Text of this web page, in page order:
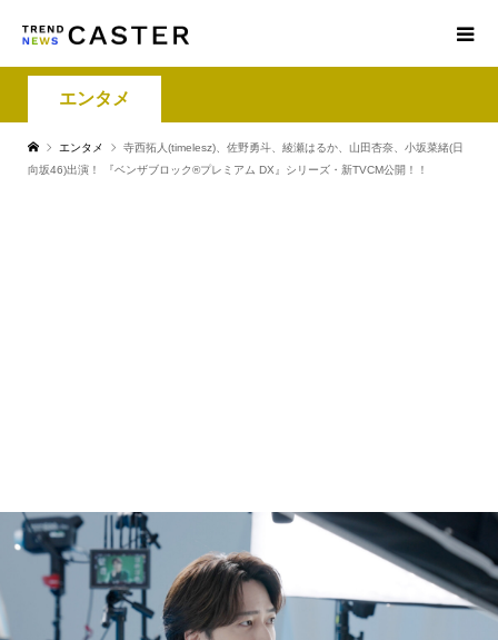
エンタメ
エンタメ
寺⻄拓⼈(timelesz)、佐野勇⽃、綾瀬はるか、⼭⽥杏奈、⼩坂菜緒(⽇
向坂46)出演！ 『ベンザブロック®プレミアム DX』シリーズ・新TVCM公開！！